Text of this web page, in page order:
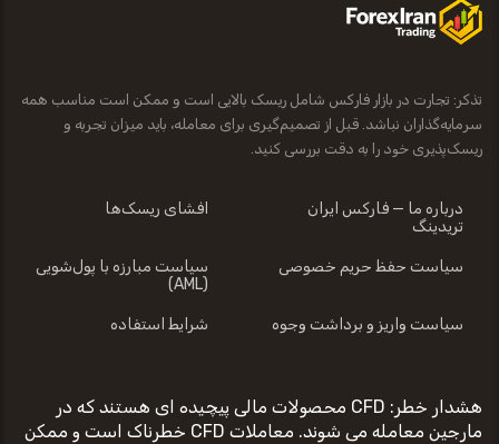
تذکر: تجارت در بازار فارکس شامل ریسک بالایی است و ممکن است مناسب همه
سرمایه‌گذاران نباشد. قبل از تصمیم‌گیری برای معامله، باید میزان تجربه و
ریسک‌پذیری خود را به دقت بررسی کنید.
درباره ما — فارکس ایران
تریدینگ
افشای ریسک‌ها
سیاست حفظ حریم خصوصی
سیاست مبارزه با پول‌شویی
(AML)
سیاست واریز و برداشت وجوه شرایط استفاده
هشدار خطر: CFD محصولات مالی پیچیده ای هستند که در
مارجین معامله می شوند. معاملات CFD خطرناک است و ممکن